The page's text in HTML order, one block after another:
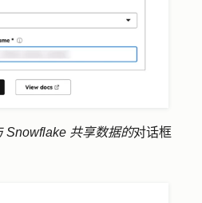
Snowflake 共享数据的对话框